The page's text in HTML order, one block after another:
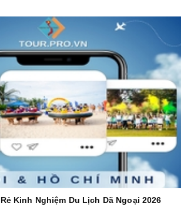
Kinh Nghiệm Du Lịch Dã Ngoại 2026